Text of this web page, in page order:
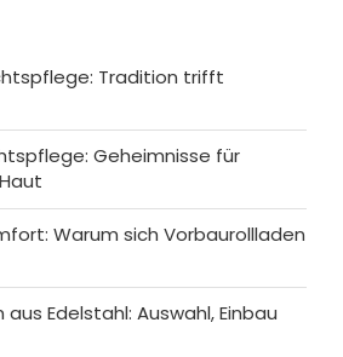
Tradition trifft
Geheimnisse für
Warum sich Vorbaurollladen
Edelstahl: Auswahl, Einbau